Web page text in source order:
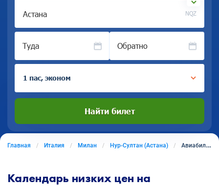
NQZ
Туда Обратно
1 пас, эконом
Найти билет
Главная Италия Милан Нур-Султан (Астана) Авиабилеты из Милана в Нур-Султан (Астану)
Календарь низких цен на